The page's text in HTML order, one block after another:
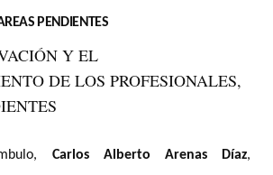
PENDIENTES
Carlos Alberto Arenas Díaz,